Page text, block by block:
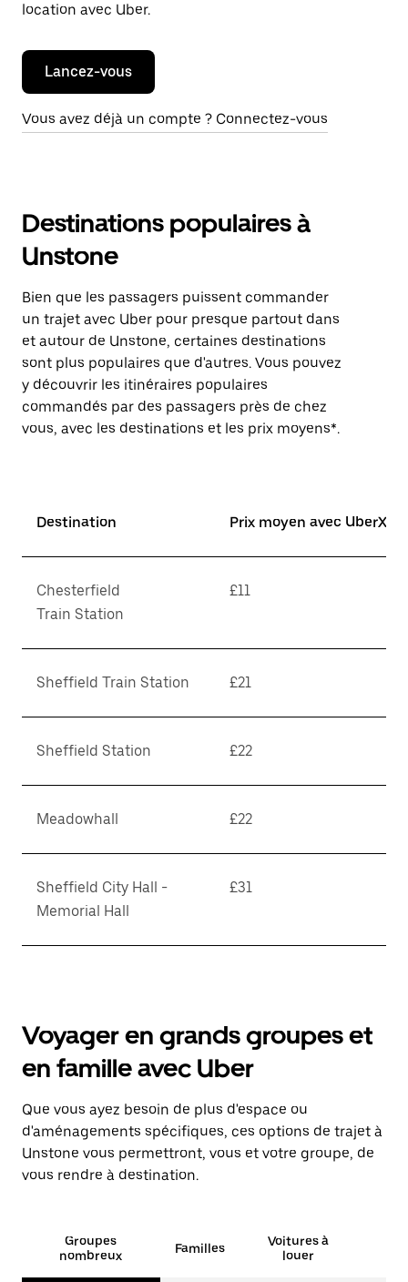
location avec Uber.
Lancez-vous
Vous avez déjà un compte ? Connectez-vous
Destinations populaires à
Unstone
Bien que les passagers puissent commander
un trajet avec Uber pour presque partout dans
et autour de Unstone, certaines destinations
sont plus populaires que d'autres. Vous pouvez
y découvrir les itinéraires populaires
commandés par des passagers près de chez
vous, avec les destinations et les prix moyens*.
Destination Prix moyen avec UberX*
Chesterfield
Train Station
£11
Sheffield Train Station £21
Sheffield Station £22
Meadowhall £22
Sheffield City Hall -
Memorial Hall
£31
Voyager en grands groupes et
en famille avec Uber
Que vous ayez besoin de plus d'espace ou
d'aménagements spécifiques, ces options de trajet à
Unstone vous permettront, vous et votre groupe, de
vous rendre à destination.
Groupes
nombreux
Familles
Voitures à
louer